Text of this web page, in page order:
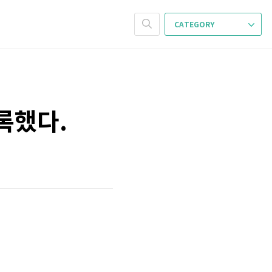
CATEGORY
했다.